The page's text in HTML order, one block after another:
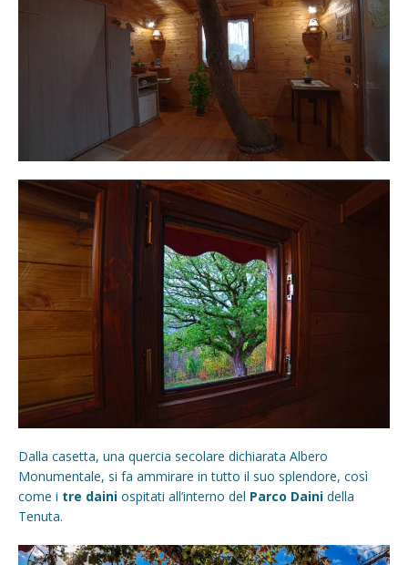
Dalla casetta, una quercia secolare dichiarata Albero
Monumentale, si fa ammirare in tutto il suo splendore, così
come i tre daini ospitati all’interno del Parco Daini della
Tenuta.